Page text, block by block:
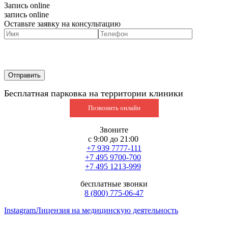
Запись online
запись online
Оставьте заявку на консультацию
Бесплатная парковка на территории клиники
Позвонить онлайн
Звоните
с 9:00 до 21:00
+7 939 7777-111
+7 495 9700-700
+7 495 1213-999
бесплатные звонки
8 (800) 775-06-47
InstagramЛицензия на медицинскую деятельность